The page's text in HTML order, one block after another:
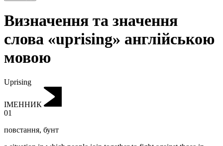
Визначення та значення
слова «uprising» англійською
мовою
Uprising
ІМЕННИК
01
повстання, бунт